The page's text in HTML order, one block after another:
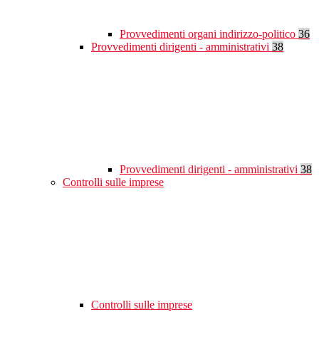
Provvedimenti organi indirizzo-politico 36
Provvedimenti dirigenti - amministrativi 38
Provvedimenti dirigenti - amministrativi 38
Controlli sulle imprese
Controlli sulle imprese